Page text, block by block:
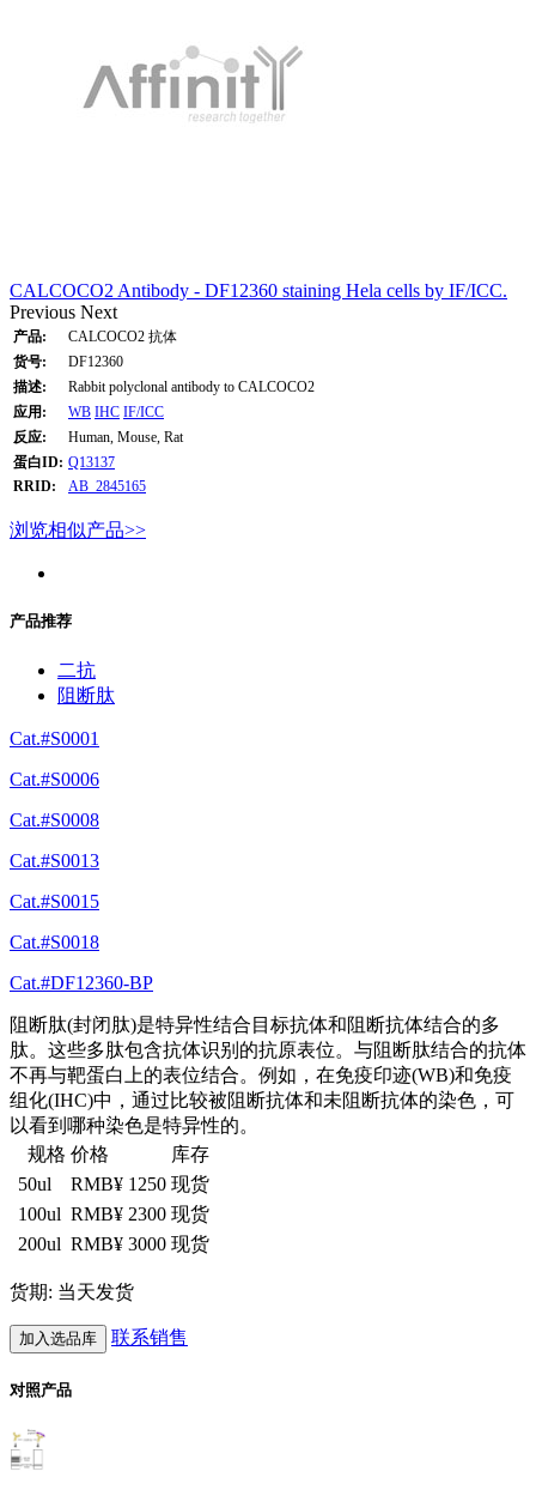
CALCOCO2 Antibody - DF12360 staining Hela cells by IF/ICC.
Previous Next
产品:
CALCOCO2 抗体
货号:
DF12360
描述:
Rabbit polyclonal antibody to CALCOCO2
应用:
WB IHC IF/ICC
反应:
Human, Mouse, Rat
蛋白ID: Q13137
RRID:
AB_2845165
浏览相似产品>>
产品推荐
二抗
阻断肽
Cat.#S0001
Cat.#S0006
Cat.#S0008
Cat.#S0013
Cat.#S0015
Cat.#S0018
Cat.#DF12360-BP
阻断肽(封闭肽)是特异性结合目标抗体和阻断抗体结合的多
肽。这些多肽包含抗体识别的抗原表位。与阻断肽结合的抗体
不再与靶蛋白上的表位结合。例如，在免疫印迹(WB)和免疫
组化(IHC)中，通过比较被阻断抗体和未阻断抗体的染色，可
以看到哪种染色是特异性的。
规格 价格
库存
50ul
RMB¥ 1250 现货
100ul RMB¥ 2300 现货
200ul RMB¥ 3000 现货
货期: 当天发货
加入选品库 联系销售
对照产品